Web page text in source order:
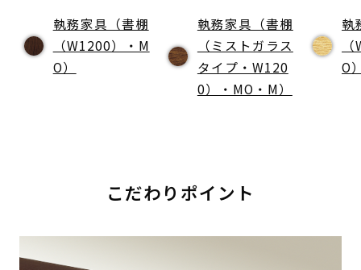
執務家具（書棚
（W1200）・M
O）
執務家具（書棚
（ミストガラス
タイプ・W120
0）・MO・M）
執
O
こだわりポイント